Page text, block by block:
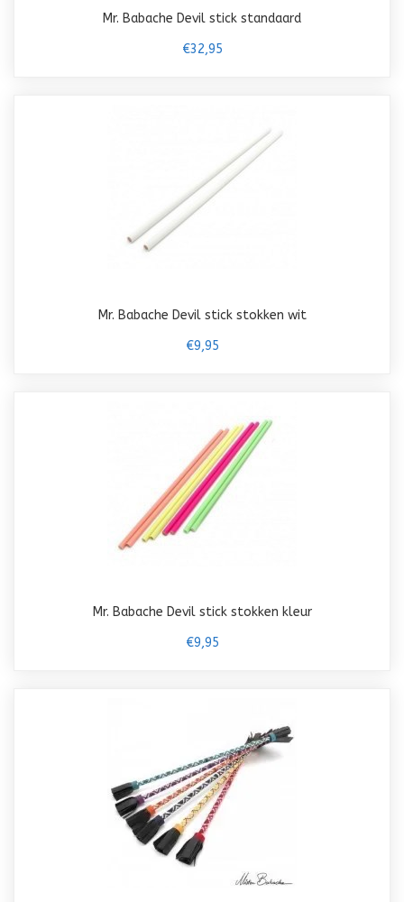
Mr. Babache Devil stick standaard
€32,95
Mr. Babache Devil stick stokken wit
€9,95
Mr. Babache Devil stick stokken kleur
€9,95